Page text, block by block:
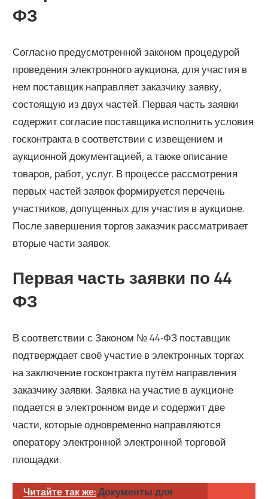
ФЗ
Согласно предусмотренной законом процедурой
проведения электронного аукциона, для участия в
нем поставщик направляет заказчику заявку,
состоящую из двух частей. Первая часть заявки
содержит согласие поставщика исполнить условия
госконтракта в соответствии с извещением и
аукционной документацией, а также описание
товаров, работ, услуг. В процессе рассмотрения
первых частей заявок формируется перечень
участников, допущенных для участия в аукционе.
После завершения торгов заказчик рассматривает
вторые части заявок.
Первая часть заявки по 44
ФЗ
В соответствии с Законом № 44-ФЗ поставщик
подтверждает своё участие в электронных торгах
на заключение госконтракта путём направления
заказчику заявки. Заявка на участие в аукционе
подается в электронном виде и содержит две
части, которые одновременно направляются
оператору электронной электронной торговой
площадки.
Читайте так же: Документы для